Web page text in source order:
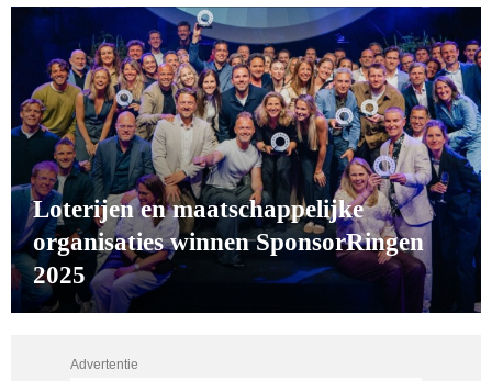
Loterijen en maatschappelijke
organisaties winnen SponsorRingen
2025
Advertentie